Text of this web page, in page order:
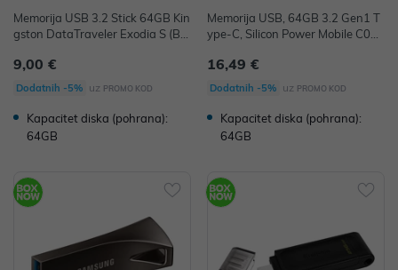
Memorija USB 3.2 Stick 64GB Kin
gston DataTraveler Exodia S (Bla
9,00 €
Dodatnih -5% uz PROMO KOD
Kapacitet diska (pohrana):
64GB
Memorija USB, 64GB 3.2 Gen1 T
ype-C, Silicon Power Mobile C07,
16,49 €
Dodatnih -5% uz PROMO KOD
Kapacitet diska (pohrana):
64GB